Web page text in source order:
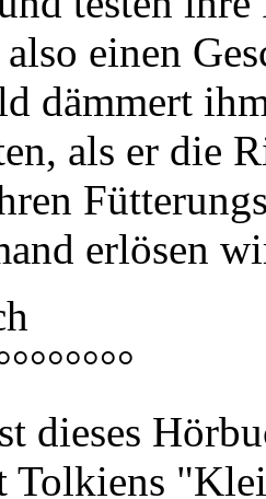
einen
dämmert
als er die
erlösen
dieses
Tolkiens